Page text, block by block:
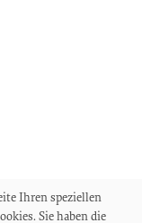
Ihren speziellen
Sie haben die